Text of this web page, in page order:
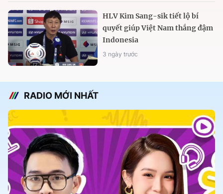
HLV Kim Sang-sik tiết lộ bí
quyết giúp Việt Nam thắng đậm
Indonesia
3 ngày trước
RADIO MỚI NHẤT